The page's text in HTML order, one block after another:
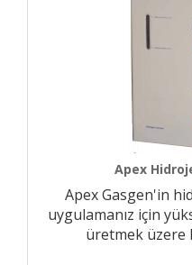
Apex
Apex Gasgen'in
uygulamanız için
üretmek üzere